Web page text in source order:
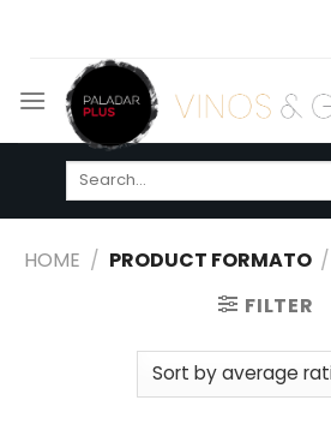
content
Search
HOME / PRODUCT FORMATO /
FILTER